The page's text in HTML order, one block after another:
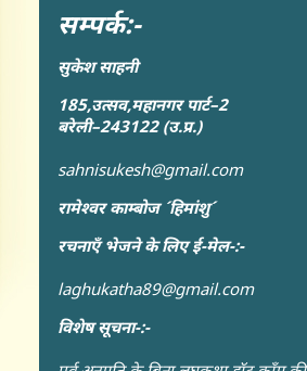
सम्पर्क:-
सुकेश साहनी
185,उत्सव,महानगर पार्ट–2
बरेली–243122 (उ.प्र.)
sahnisukesh@gmail.com
रामेश्वर काम्बोज ´हिमांशु´
रचनाएँ भेजने के लिए ई-मेल-:-
laghukatha89@gmail.com
विशेष सूचना-:-